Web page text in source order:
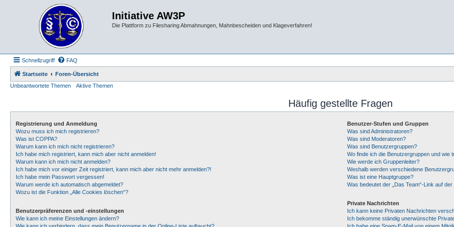
Initiative AW3P
Die Plattform zu Filesharing Abmahnungen, Mahnbescheiden und Klageverfahren!
Schnellzugriff FAQ
Startseite
Foren-Übersicht
Unbeantwortete Themen
Aktive Themen
Häufig gestellte Fragen
Registrierung und Anmeldung
Wozu muss ich mich registrieren?
Was ist COPPA?
Warum kann ich mich nicht registrieren?
Ich habe mich registriert, kann mich aber nicht anmelden!
Warum kann ich mich nicht anmelden?
Ich habe mich vor einiger Zeit registriert, kann mich aber nicht mehr anmelden?!
Ich habe mein Passwort vergessen!
Warum werde ich automatisch abgemeldet?
Wozu ist die Funktion „Alle Cookies löschen“?
Benutzerpräferenzen und -einstellungen
Wie kann ich meine Einstellungen ändern?
Benutzer-Stufen und Gruppen
Was sind Administratoren?
Was sind Moderatoren?
Was sind Benutzergruppen?
Wo finde ich die Benutzergruppen und wie
Wie werde ich Gruppenleiter?
Weshalb werden verschiedene
Was ist eine Hauptgruppe?
Was bedeutet der „Das Team“-Link auf
Private Nachrichten
Ich kann keine Privaten Nachrichten
Ich bekomme ständig unerwünschte